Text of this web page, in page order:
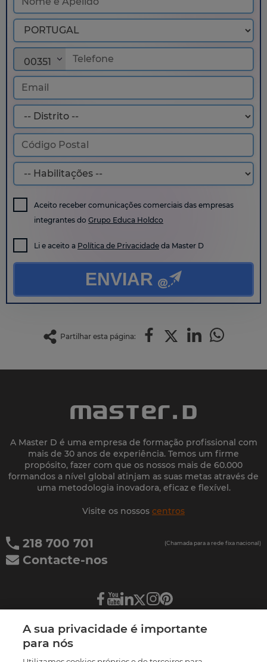
00351
Aceito receber comunicações comerciais das empresas
integrantes do Grupo Educa Holdco
Li e aceito a Política de Privacidade da Master D
ENVIAR
Partilhar esta página:
A Master D é uma empresa de formação profissional com
mais de 30 anos de experiência. Temos um firme
propósito, fazer com que os nossos mais de 60.000
formandos a nível global atinjam as suas metas através de
uma metodologia inovadora, eficaz e flexível.
Visite os nossos centros
218 700 701 (Chamada para a rede fixa nacional)
Contacte-nos
Sobre a Master D
A sua privacidade é importante
para nós